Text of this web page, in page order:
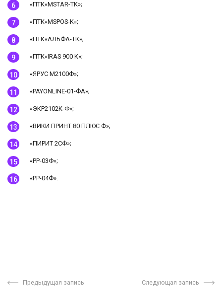
«ПТК«MSTAR-TK»;
«ПТК«MSPOS-K»;
«ПТК«АЛЬФА-ТК»;
«ПТК«IRAS 900 K»;
«ЯРУС М2100Ф»;
«PAYONLINE-01-ФА»;
«ЭКР2102К-Ф»;
«ВИКИ ПРИНТ 80 ПЛЮС Ф»;
«ПИРИТ 2СФ»;
«РР-03Ф»;
«РР-04Ф».
Предыдущая запись Следующая запись